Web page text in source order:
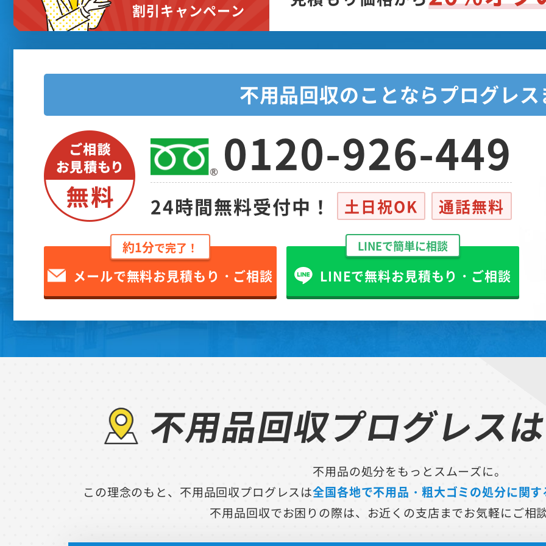
割引キャンペーン
不用品回収のことならプログレ
0120-926-449
24時間無料受付中！ 土日祝OK 通話無料
約1分で完了！
メールで無料お見積もり・ご相談
LINEで簡単に相談
LINEで無料お見積もり・ご相談
不用品回収プログレス
不用品の処分をもっとスムーズに。
この理念のもと、不用品回収プログレスは全国各地で不用品・粗大ゴミの処分に関
不用品回収でお困りの際は、お近くの支店までお気軽にご相